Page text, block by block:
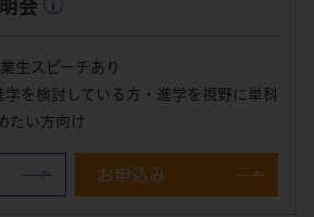
会
生スピーチあり
を検討している方・進学を視野に単科
たい方向け
お申込み